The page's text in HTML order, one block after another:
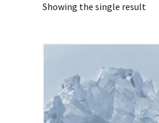
Showing the single result